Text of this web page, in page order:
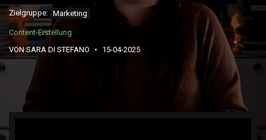
Zielgruppe: Marketing
Content-Erstellung
VON SARA DI STEFANO
15-04-2025